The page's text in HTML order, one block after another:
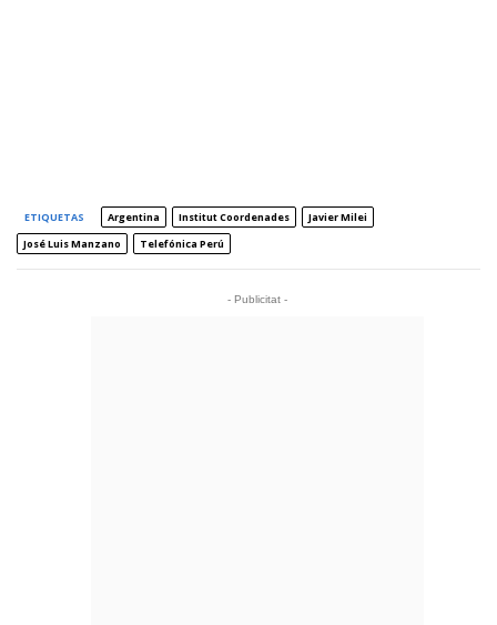
ETIQUETAS Argentina Institut Coordenades
Javier Milei
José Luis Manzano
Telefónica Perú
- Publicitat -